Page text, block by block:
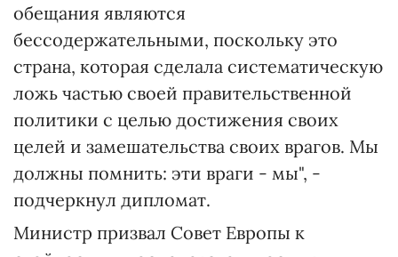
обещания являются
бессодержательными, поскольку это
страна, которая сделала систематическую
ложь частью своей правительственной
политики с целью достижения своих
целей и замешательства своих врагов. Мы
должны помнить: эти враги - мы", -
подчеркнул дипломат.
Министр призвал Совет Европы к